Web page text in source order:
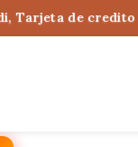
de credito ó